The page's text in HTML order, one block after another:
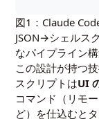
図1：Claude
JSON→シェルス
なパイプライン構
この設計が持つ
スクリプトはUI
コマンド（リモ
ど）を仕込むと